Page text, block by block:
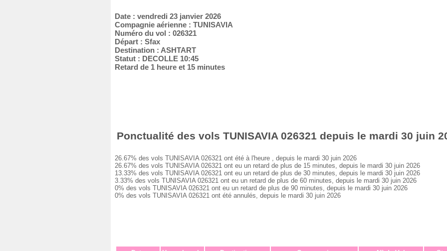
Date : vendredi 23 janvier 2026
Compagnie aérienne : TUNISAVIA
Numéro du vol : 026321
Départ : Sfax
Destination : ASHTART
Statut : DECOLLE 10:45
Retard de 1 heure et 15 minutes
Ponctualité des vols TUNISAVIA 026321 depuis le mardi 30 juin
26.67% des vols TUNISAVIA 026321 ont été à l'heure , depuis le mardi 30 juin 2026
26.67% des vols TUNISAVIA 026321 ont eu un retard de plus de 15 minutes, depuis le mardi 30 juin 2026
13.33% des vols TUNISAVIA 026321 ont eu un retard de plus de 30 minutes, depuis le mardi 30 juin 2026
3.33% des vols TUNISAVIA 026321 ont eu un retard de plus de 60 minutes, depuis le mardi 30 juin 2026
0% des vols TUNISAVIA 026321 ont eu un retard de plus de 90 minutes, depuis le mardi 30 juin 2026
0% des vols TUNISAVIA 026321 ont été annulés, depuis le mardi 30 juin 2026